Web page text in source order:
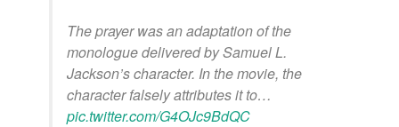
The prayer was an adaptation of the
monologue delivered by Samuel L.
Jackson’s character. In the movie, the
character falsely attributes it to…
pic.twitter.com/G4OJc9BdQC